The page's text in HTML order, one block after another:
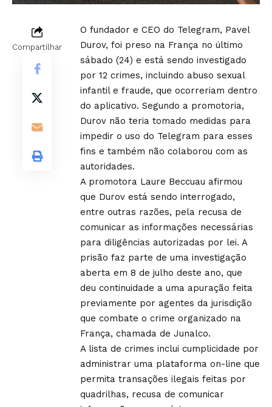
Compartilhar
O fundador e CEO do Telegram, Pavel
Durov, foi preso na França no último
sábado (24) e está sendo investigado
por 12 crimes, incluindo abuso sexual
infantil e fraude, que ocorreriam dentro
do aplicativo. Segundo a promotoria,
Durov não teria tomado medidas para
impedir o uso do Telegram para esses
fins e também não colaborou com as
autoridades.
A promotora Laure Beccuau afirmou
que Durov está sendo interrogado,
entre outras razões, pela recusa de
comunicar as informações necessárias
para diligências autorizadas por lei. A
prisão faz parte de uma investigação
aberta em 8 de julho deste ano, que
deu continuidade a uma apuração feita
previamente por agentes da jurisdição
que combate o crime organizado na
França, chamada de Junalco.
A lista de crimes inclui cumplicidade por
administrar uma plataforma on-line que
permita transações ilegais feitas por
quadrilhas, recusa de comunicar